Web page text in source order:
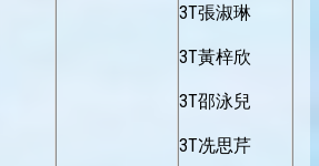
3T張淑琳
3T黃梓欣
3T邵泳兒
3T冼思芹